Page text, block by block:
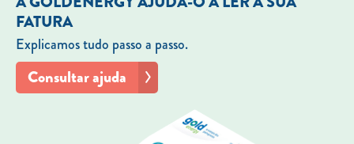
FATURA
Explicamos tudo passo a passo.
Consultar ajuda